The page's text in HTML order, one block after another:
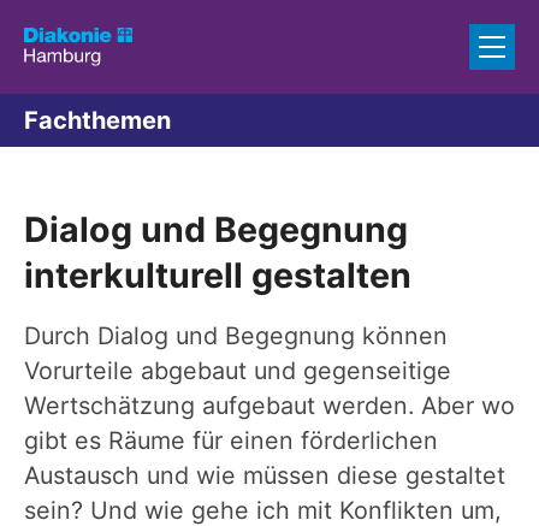
Fachthemen
Dialog und Begegnung
interkulturell gestalten
Durch Dialog und Begegnung können
Vorurteile abgebaut und gegenseitige
Wertschätzung aufgebaut werden. Aber wo
gibt es Räume für einen förderlichen
Austausch und wie müssen diese gestaltet
sein? Und wie gehe ich mit Konflikten um,